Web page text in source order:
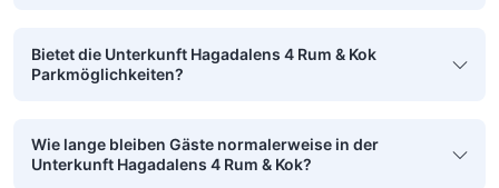
Bietet die Unterkunft Hagadalens 4 Rum & Kok
Parkmöglichkeiten?
Wie lange bleiben Gäste normalerweise in der
Unterkunft Hagadalens 4 Rum & Kok?